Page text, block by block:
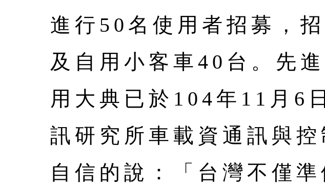
進行50名使用者招募，
及自用小客車40台。先
用大典已於104年11月6
訊研究所車載資通訊與
自信的說：「台灣不僅